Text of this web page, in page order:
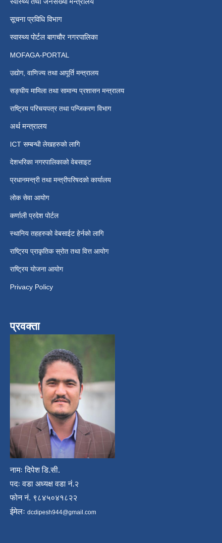
सूचना प्रविधि विभाग
स्वास्थ्य पोर्टल बागचौर नगरपालिका
MOFAGA-PORTAL
उद्योग, वाणिज्य तथा आपूर्ति मन्त्रालय
सङ्घीय मामिला तथा सामान्य प्रशासन मन्त्रालय
राष्ट्रिय परिचयपत्र तथा पन्जिकरण विभाग
अर्थ मन्त्रालय
ICT सम्बन्धी लेखहरुको लागि
देशभरिका नगरपालिकाको वेबसाइट
प्रधानमन्त्री तथा मन्त्रीपरिषदको कार्यालय
लोक सेवा आयोग
कर्णाली प्रदेश पोर्टल
स्थानिय तहहरुको वेबसाईट हेर्नको लागि
राष्ट्रिय प्राकृतिक स्रोत तथा वित्त आयोग
राष्ट्रिय योजना आयोग
Privacy Policy
प्रवक्ता
नामः दिपेश डि.सी.
पदः वडा अध्यक्ष वडा नं.२
फोन नं. ९८४५०४१८२२
ईमेलः dcdipesh944@gmail.com